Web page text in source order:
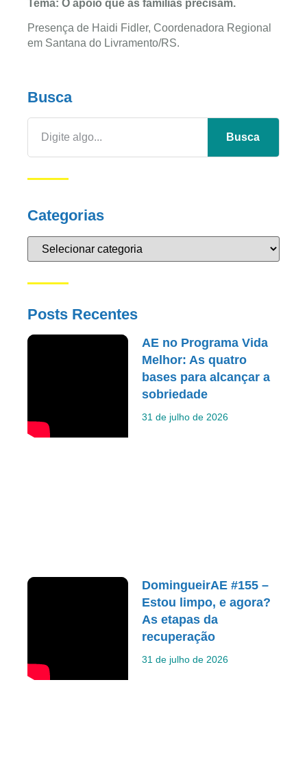
Tema: O apoio que as famílias precisam.
Presença de Haidi Fidler, Coordenadora Regional
em Santana do Livramento/RS.
Busca
Busca
Categorias
Posts Recentes
AE no Programa Vida
Melhor: As quatro
bases para alcançar a
sobriedade
31 de julho de 2026
DomingueirAE #155 –
Estou limpo, e agora?
As etapas da
recuperação
31 de julho de 2026